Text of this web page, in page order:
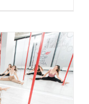
pole dance